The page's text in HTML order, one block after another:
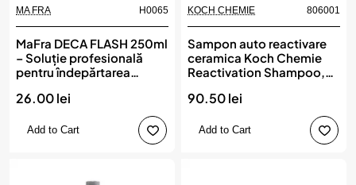
New
MA FRA H0065
MaFra DECA FLASH 250ml
– Soluție profesională
pentru îndepărtarea
MA FRA
26.00 lei
Add to Cart
New
KOCH CHEMIE 806001
Sampon auto reactivare
ceramica Koch Chemie
Reactivation Shampoo,
90.50 lei
Add to Cart